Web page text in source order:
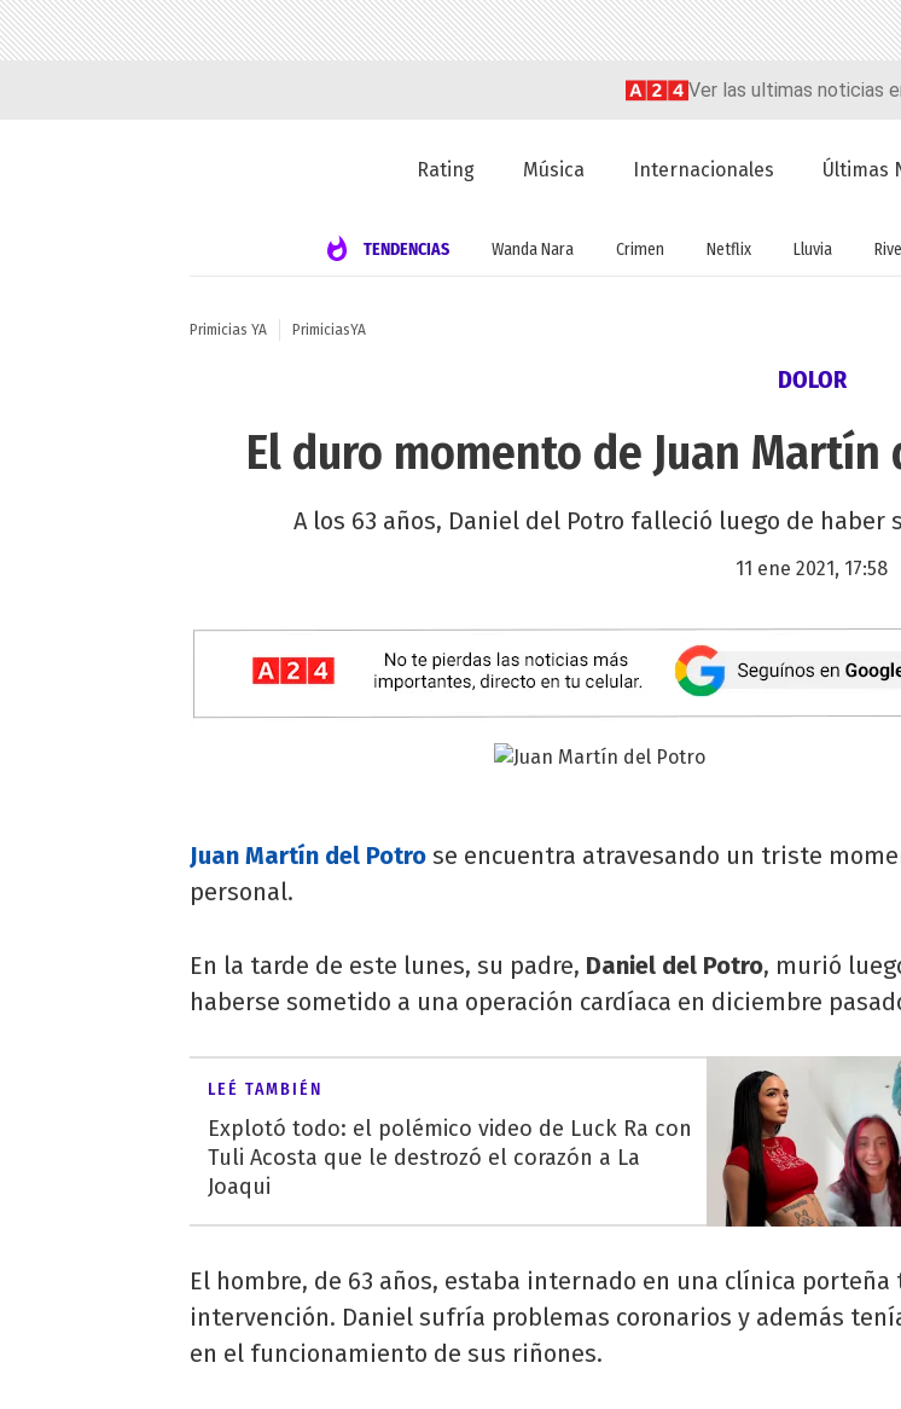
Ver las ultimas noticias
Rating Música Internacionales Últimas
TENDENCIAS Wanda Nara Crimen Netflix Lluvia
Primicias YA PrimiciasYA
DOLOR
El duro momento de Juan
A los 63 años, Daniel del Potro falleció luego de haber
11 ene 2021, 17:58
Juan Martín del Potro se encuentra atravesando un triste
personal.
En la tarde de este lunes, su padre, Daniel del Potro, murió
haberse sometido a una operación cardíaca en diciembre
LEÉ TAMBIÉN
Explotó todo: el polémico video de Luck Ra con
Tuli Acosta que le destrozó el corazón a La
Joaqui
El hombre, de 63 años, estaba internado en una clínica porteña
intervención. Daniel sufría problemas coronarios y además
en el funcionamiento de sus riñones.